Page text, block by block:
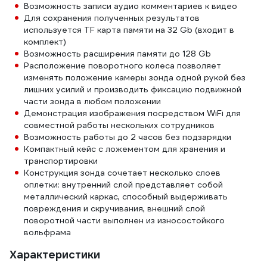
Возможность записи аудио комментариев к видео
Для сохранения полученных результатов
используется TF карта памяти на 32 Gb (входит в
комплект)
Возможность расширения памяти до 128 Gb
Расположение поворотного колеса позволяет
изменять положение камеры зонда одной рукой без
лишних усилий и производить фиксацию подвижной
части зонда в любом положении
Демонстрация изображения посредством WiFi для
совместной работы нескольких сотрудников
Возможность работы до 2 часов без подзарядки
Компактный кейс с ложементом для хранения и
транспортировки
Конструкция зонда сочетает несколько слоев
оплетки: внутренний слой представляет собой
металлический каркас, способный выдерживать
повреждения и скручивания, внешний слой
поворотной части выполнен из износостойкого
вольфрама
Характеристики